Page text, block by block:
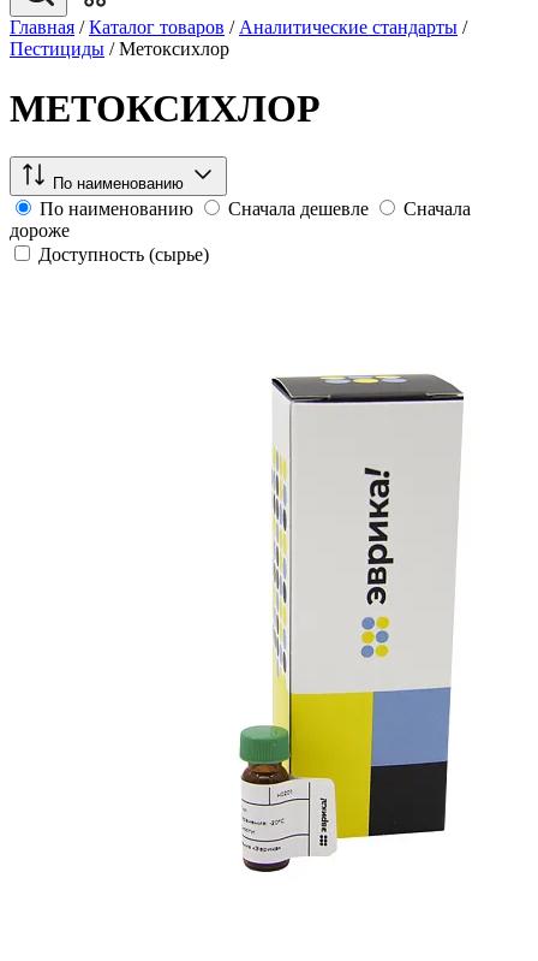
Главная / Каталог товаров / Аналитические стандарты /
Пестициды / Метоксихлор
МЕТОКСИХЛОР
По наименованию
По наименованию Сначала дешевле
Сначала
дороже
Доступность (сырье)